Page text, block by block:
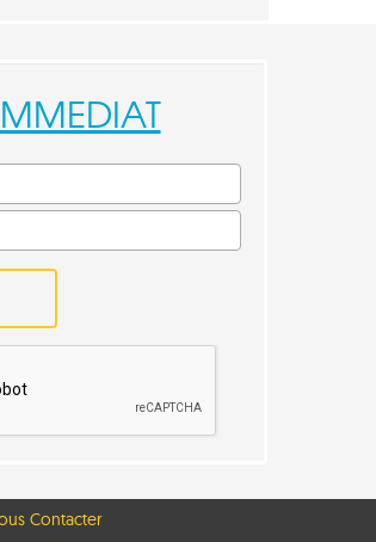
Contacter
sont manipulées.